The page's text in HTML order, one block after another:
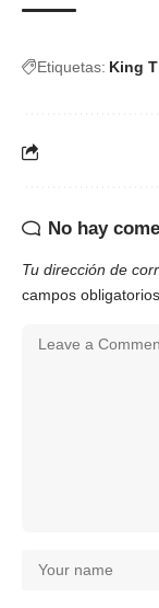
Etiquetas: King
No hay
Tu dirección de
campos